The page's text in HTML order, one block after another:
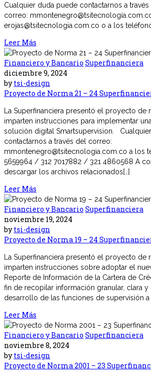
Cualquier duda puede contactarnos a través
correo:
erojas@tsitecnologia.com.co o a los
Leer Más
Financiero y Bancario Superfinanciera
diciembre 9, 2024
by tsi-design
Proyecto de Norma 21 – 24
La Superfinanciera presentó el proyecto de
imparten instrucciones para implementar
solución digital Smartsupervision.
contactarnos a través del correo:
mmontenegro@tsitecnologia.com.co a los
5659964 / 312 7017882 / 321 4860568 A
descargar los archivos relacionados[…]
Leer Más
Financiero y Bancario Superfinanciera
noviembre 19, 2024
by tsi-design
Proyecto de Norma 19 – 24
La Superfinanciera presentó el proyecto de
imparten instrucciones sobre adoptar el
Reporte de Información de la Cartera de
fin de recopilar información granular, clara y
desarrollo de las funciones de supervisión a
Leer Más
Financiero y Bancario Superfinanciera
noviembre 8, 2024
by tsi-design
Proyecto de Norma 2001 – 23